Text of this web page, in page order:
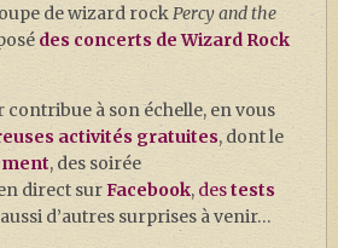
de wizard rockPercy and the
des concerts de Wizard Rock
contribue à son échelle, en vous
activités gratuites, dont le
, des soirée
direct surFacebook, destests
d’autres surprises à venir…